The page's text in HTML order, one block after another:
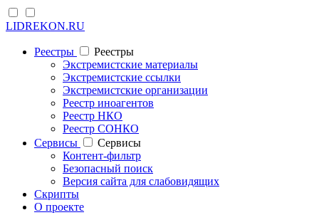
LIDREKON.RU
Реестры
Реестры
Экстремистские материалы
Экстремистские ссылки
Экстремистские организации
Реестр иноагентов
Реестр НКО
Реестр СОНКО
Cервисы
Cервисы
Контент-фильтр
Безопасный поиск
Версия сайта для слабовидящих
Скрипты
О проекте